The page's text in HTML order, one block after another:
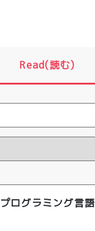
Read(読む)
プログラミング言語